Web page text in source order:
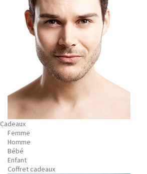
Cadeaux
Femme
Homme
Bébé
Enfant
Coffret cadeaux